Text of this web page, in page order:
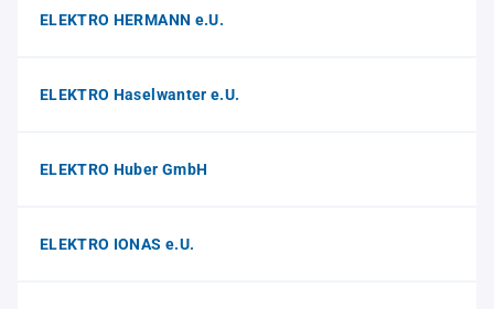
ELEKTRO HERMANN e.U.
ELEKTRO Haselwanter e.U.
ELEKTRO Huber GmbH
ELEKTRO IONAS e.U.